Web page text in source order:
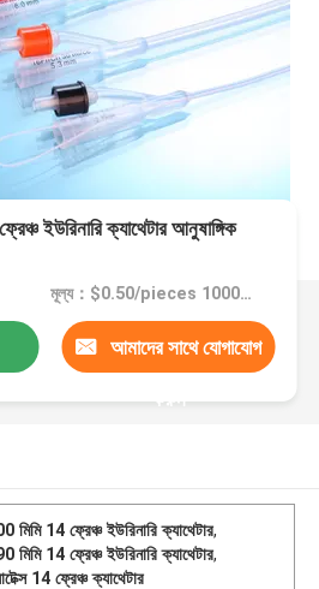
ইউরিনারি ক্যাথেটার আনুষাঙ্গিক
মূল্য：$0.50/pieces 10000-49999 pieces
আমাদের সাথে যোগাযোগ
করুন
মিমি 14 ফ্রেঞ্চ ইউরিনারি ক্যাথেটার,
মিমি 14 ফ্রেঞ্চ ইউরিনারি ক্যাথেটার,
14 ফ্রেঞ্চ ক্যাথেটার